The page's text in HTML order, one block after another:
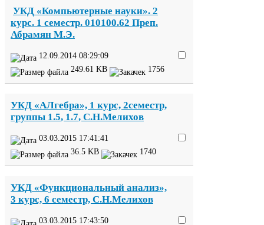
УКД «Компьютерные науки». 2
курс. 1 семестр. 010100.62 Преп.
Абрамян М.Э.
12 09 2014 08:29:09
249 61 KB 1756
УКД «АЛгебра», 1 курс, 2семестр,
группы 1.5, 1.7, С.Н.Мелихов
03 03 2015 17:41:41
36.5 KB 1740
УКД «Функциональный анализ»,
3 курс, 6 семестр, С.Н.Мелихов
03.03.2015 17:43:50